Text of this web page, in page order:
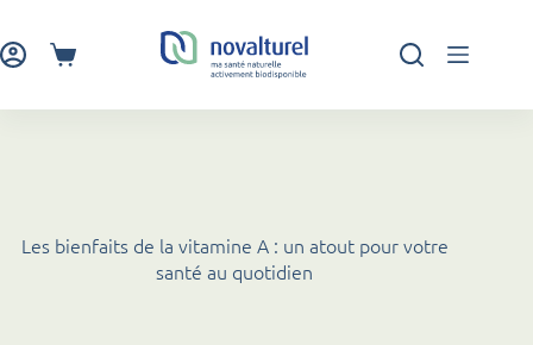
au
contenuPanier
Les bienfaits de la vitamine A : un atout pour votre
santé au quotidien